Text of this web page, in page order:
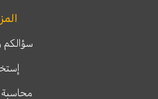
سؤالكم